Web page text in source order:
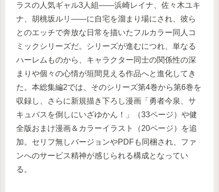
ラスの人気ギャル3人組——浜崎レイナ、佐々木ユキ
ナ、胡桃坂ルリ——に自宅を溜まり場にされ、彼ら
とのエッチで奔放な日常を描いたフルカラー同人コ
ミックシリーズだ。シリーズが進むにつれ、単なる
ハーレムものから、キャラクター同士の関係性の深
まりや個々の心情が垣間見える作品へと進化してき
た。本総集編2では、そのシリーズ第4巻から第6巻を
収録し、さらに新規描き下ろし漫画「勇者今泉、サ
キュバスを倒しにいざゆかん！」（33ページ）や健
全版おまけ漫画＆カラーイラスト（20ページ）を追
加。セリフ無しバージョンやPDFも同梱され、ファ
ンへのサービス精神が感じられる構成となってい
る。